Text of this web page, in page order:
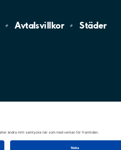
Avtalsvillkor Städer